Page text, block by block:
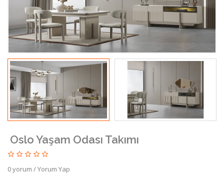
Oslo Yaşam Odası Takımı
0 yorum /Yorum Yap